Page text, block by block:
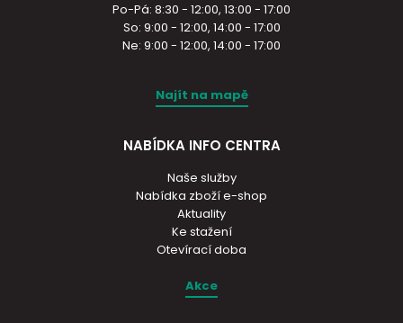
Po-Pá: 8:30 - 12:00, 13:00 - 17:00
So: 9:00 - 12:00, 14:00 - 17:00
Ne: 9:00 - 12:00, 14:00 - 17:00
Najít na mapě
NABÍDKA INFO CENTRA
Naše služby
Nabídka zboží e-shop
Aktuality
Ke stažení
Otevírací doba
Akce